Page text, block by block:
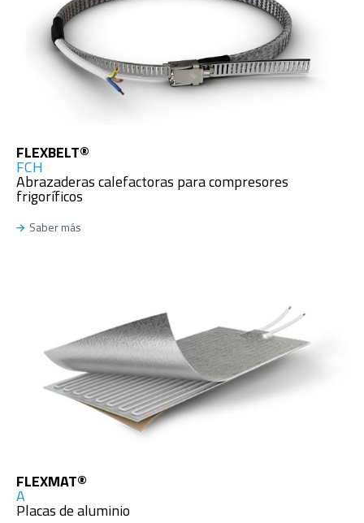
FLEXBELT®
FCH
Abrazaderas calefactoras para compresores
frigoríficos
Saber más
FLEXMAT®
A
Placas de aluminio